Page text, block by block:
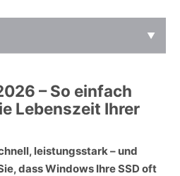
– So einfach
Lebenszeit Ihrer
leistungsstark – und
dass Windows Ihre SSD oft